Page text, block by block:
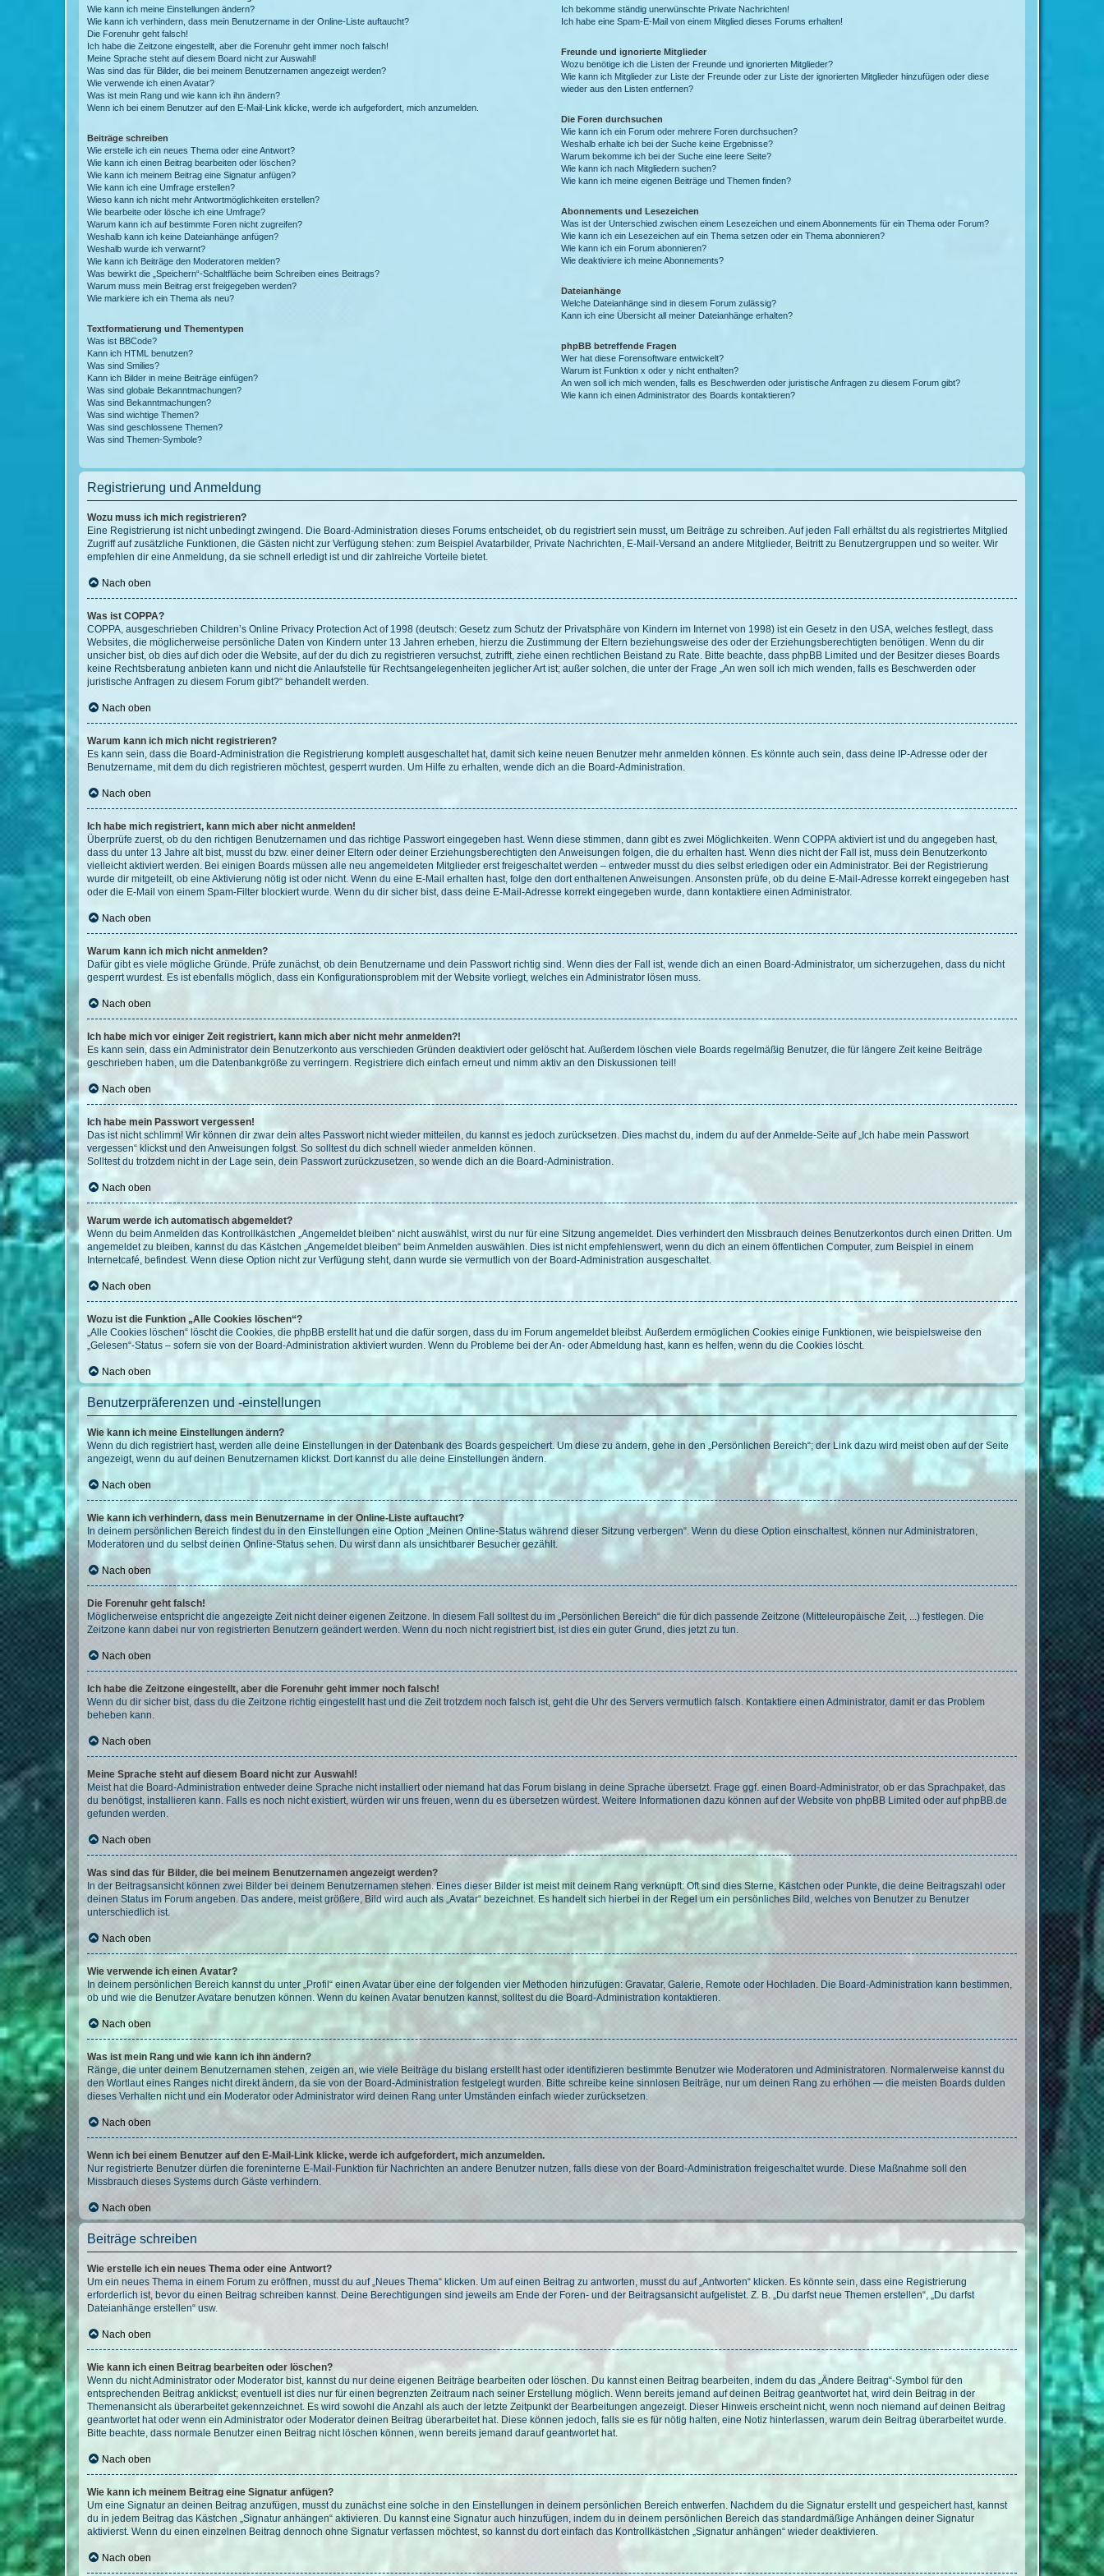
Wie kann ich meine Einstellungen ändern?
Wie kann ich verhindern, dass mein Benutzername in der Online-Liste auftaucht?
Die Forenuhr geht falsch!
Ich habe die Zeitzone eingestellt, aber die Forenuhr geht immer noch falsch!
Meine Sprache steht auf diesem Board nicht zur Auswahl!
Was sind das für Bilder, die bei meinem Benutzernamen angezeigt werden?
Wie verwende ich einen Avatar?
Was ist mein Rang und wie kann ich ihn ändern?
Wenn ich bei einem Benutzer auf den E-Mail-Link klicke, werde ich aufgefordert, mich anzumelden.
Beiträge schreiben
Wie erstelle ich ein neues Thema oder eine Antwort?
Wie kann ich einen Beitrag bearbeiten oder löschen?
Wie kann ich meinem Beitrag eine Signatur anfügen?
Wie kann ich eine Umfrage erstellen?
Wieso kann ich nicht mehr Antwortmöglichkeiten erstellen?
Wie bearbeite oder lösche ich eine Umfrage?
Warum kann ich auf bestimmte Foren nicht zugreifen?
Weshalb kann ich keine Dateianhänge anfügen?
Weshalb wurde ich verwarnt?
Wie kann ich Beiträge den Moderatoren melden?
Was bewirkt die „Speichern“-Schaltfläche beim Schreiben eines Beitrags?
Warum muss mein Beitrag erst freigegeben werden?
Wie markiere ich ein Thema als neu?
Textformatierung und Thementypen
Was ist BBCode?
Kann ich HTML benutzen?
Was sind Smilies?
Kann ich Bilder in meine Beiträge einfügen?
Was sind globale Bekanntmachungen?
Was sind Bekanntmachungen?
Was sind wichtige Themen?
Was sind geschlossene Themen?
Was sind Themen-Symbole?
Ich bekomme ständig unerwünschte Private Nachrichten!
Ich habe eine Spam-E-Mail von einem Mitglied dieses Forums erhalten!
Freunde und ignorierte Mitglieder
Wozu benötige ich die Listen der Freunde und ignorierten Mitglieder?
Wie kann ich Mitglieder zur Liste der Freunde oder zur Liste der ignorierten Mitglieder hinzufügen oder diese
wieder aus den Listen entfernen?
Die Foren durchsuchen
Wie kann ich ein Forum oder mehrere Foren durchsuchen?
Weshalb erhalte ich bei der Suche keine Ergebnisse?
Warum bekomme ich bei der Suche eine leere Seite?
Wie kann ich nach Mitgliedern suchen?
Wie kann ich meine eigenen Beiträge und Themen finden?
Abonnements und Lesezeichen
Was ist der Unterschied zwischen einem Lesezeichen und einem Abonnements für ein Thema oder Forum?
Wie kann ich ein Lesezeichen auf ein Thema setzen oder ein Thema abonnieren?
Wie kann ich ein Forum abonnieren?
Wie deaktiviere ich meine Abonnements?
Dateianhänge
Welche Dateianhänge sind in diesem Forum zulässig?
Kann ich eine Übersicht all meiner Dateianhänge erhalten?
phpBB betreffende Fragen
Wer hat diese Forensoftware entwickelt?
Warum ist Funktion x oder y nicht enthalten?
An wen soll ich mich wenden, falls es Beschwerden oder juristische Anfragen zu diesem Forum gibt?
Wie kann ich einen Administrator des Boards kontaktieren?
Registrierung und Anmeldung
Wozu muss ich mich registrieren?
Eine Registrierung ist nicht unbedingt zwingend. Die Board-Administration dieses Forums entscheidet, ob du registriert sein musst, um Beiträge zu schreiben. Auf jeden Fall erhältst du als registriertes Mitglied
Zugriff auf zusätzliche Funktionen, die Gästen nicht zur Verfügung stehen: zum Beispiel Avatarbilder, Private Nachrichten, E-Mail-Versand an andere Mitglieder, Beitritt zu Benutzergruppen und so weiter. Wir
empfehlen dir eine Anmeldung, da sie schnell erledigt ist und dir zahlreiche Vorteile bietet.
Nach oben
Was ist COPPA?
COPPA, ausgeschrieben Children’s Online Privacy Protection Act of 1998 (deutsch: Gesetz zum Schutz der Privatsphäre von Kindern im Internet von 1998) ist ein Gesetz in den USA, welches festlegt, dass
Websites, die möglicherweise persönliche Daten von Kindern unter 13 Jahren erheben, hierzu die Zustimmung der Eltern beziehungsweise des oder der Erziehungsberechtigten benötigen. Wenn du dir
unsicher bist, ob dies auf dich oder die Website, auf der du dich zu registrieren versuchst, zutrifft, ziehe einen rechtlichen Beistand zu Rate. Bitte beachte, dass phpBB Limited und der Besitzer dieses Boards
keine Rechtsberatung anbieten kann und nicht die Anlaufstelle für Rechtsangelegenheiten jeglicher Art ist; außer solchen, die unter der Frage „An wen soll ich mich wenden, falls es Beschwerden oder
juristische Anfragen zu diesem Forum gibt?“ behandelt werden.
Nach oben
Warum kann ich mich nicht registrieren?
Es kann sein, dass die Board-Administration die Registrierung komplett ausgeschaltet hat, damit sich keine neuen Benutzer mehr anmelden können. Es könnte auch sein, dass deine IP-Adresse oder der
Benutzername, mit dem du dich registrieren möchtest, gesperrt wurden. Um Hilfe zu erhalten, wende dich an die Board-Administration.
Nach oben
Ich habe mich registriert, kann mich aber nicht anmelden!
Überprüfe zuerst, ob du den richtigen Benutzernamen und das richtige Passwort eingegeben hast. Wenn diese stimmen, dann gibt es zwei Möglichkeiten. Wenn COPPA aktiviert ist und du angegeben hast,
dass du unter 13 Jahre alt bist, musst du bzw. einer deiner Eltern oder deiner Erziehungsberechtigten den Anweisungen folgen, die du erhalten hast. Wenn dies nicht der Fall ist, muss dein Benutzerkonto
vielleicht aktiviert werden. Bei einigen Boards müssen alle neu angemeldeten Mitglieder erst freigeschaltet werden – entweder musst du dies selbst erledigen oder ein Administrator. Bei der Registrierung
wurde dir mitgeteilt, ob eine Aktivierung nötig ist oder nicht. Wenn du eine E-Mail erhalten hast, folge den dort enthaltenen Anweisungen. Ansonsten prüfe, ob du deine E-Mail-Adresse korrekt eingegeben hast
oder die E-Mail von einem Spam-Filter blockiert wurde. Wenn du dir sicher bist, dass deine E-Mail-Adresse korrekt eingegeben wurde, dann kontaktiere einen Administrator.
Nach oben
Warum kann ich mich nicht anmelden?
Dafür gibt es viele mögliche Gründe. Prüfe zunächst, ob dein Benutzername und dein Passwort richtig sind. Wenn dies der Fall ist, wende dich an einen Board-Administrator, um sicherzugehen, dass du nicht
gesperrt wurdest. Es ist ebenfalls möglich, dass ein Konfigurationsproblem mit der Website vorliegt, welches ein Administrator lösen muss.
Nach oben
Ich habe mich vor einiger Zeit registriert, kann mich aber nicht mehr anmelden?!
Es kann sein, dass ein Administrator dein Benutzerkonto aus verschieden Gründen deaktiviert oder gelöscht hat. Außerdem löschen viele Boards regelmäßig Benutzer, die für längere Zeit keine Beiträge
geschrieben haben, um die Datenbankgröße zu verringern. Registriere dich einfach erneut und nimm aktiv an den Diskussionen teil!
Nach oben
Ich habe mein Passwort vergessen!
Das ist nicht schlimm! Wir können dir zwar dein altes Passwort nicht wieder mitteilen, du kannst es jedoch zurücksetzen. Dies machst du, indem du auf der Anmelde-Seite auf „Ich habe mein Passwort
vergessen“ klickst und den Anweisungen folgst. So solltest du dich schnell wieder anmelden können.
Solltest du trotzdem nicht in der Lage sein, dein Passwort zurückzusetzen, so wende dich an die Board-Administration.
Nach oben
Warum werde ich automatisch abgemeldet?
Wenn du beim Anmelden das Kontrollkästchen „Angemeldet bleiben“ nicht auswählst, wirst du nur für eine Sitzung angemeldet. Dies verhindert den Missbrauch deines Benutzerkontos durch einen Dritten. Um
angemeldet zu bleiben, kannst du das Kästchen „Angemeldet bleiben“ beim Anmelden auswählen. Dies ist nicht empfehlenswert, wenn du dich an einem öffentlichen Computer, zum Beispiel in einem
Internetcafé, befindest. Wenn diese Option nicht zur Verfügung steht, dann wurde sie vermutlich von der Board-Administration ausgeschaltet.
Nach oben
Wozu ist die Funktion „Alle Cookies löschen“?
„Alle Cookies löschen“ löscht die Cookies, die phpBB erstellt hat und die dafür sorgen, dass du im Forum angemeldet bleibst. Außerdem ermöglichen Cookies einige Funktionen, wie beispielsweise den
„Gelesen“-Status – sofern sie von der Board-Administration aktiviert wurden. Wenn du Probleme bei der An- oder Abmeldung hast, kann es helfen, wenn du die Cookies löscht.
Nach oben
Benutzerpräferenzen und -einstellungen
Wie kann ich meine Einstellungen ändern?
Wenn du dich registriert hast, werden alle deine Einstellungen in der Datenbank des Boards gespeichert. Um diese zu ändern, gehe in den „Persönlichen Bereich“; der Link dazu wird meist oben auf der Seite
angezeigt, wenn du auf deinen Benutzernamen klickst. Dort kannst du alle deine Einstellungen ändern.
Nach oben
Wie kann ich verhindern, dass mein Benutzername in der Online-Liste auftaucht?
In deinem persönlichen Bereich findest du in den Einstellungen eine Option „Meinen Online-Status während dieser Sitzung verbergen“. Wenn du diese Option einschaltest, können nur Administratoren,
Moderatoren und du selbst deinen Online-Status sehen. Du wirst dann als unsichtbarer Besucher gezählt.
Nach oben
Die Forenuhr geht falsch!
Möglicherweise entspricht die angezeigte Zeit nicht deiner eigenen Zeitzone. In diesem Fall solltest du im „Persönlichen Bereich“ die für dich passende Zeitzone (Mitteleuropäische Zeit, ...) festlegen. Die
Zeitzone kann dabei nur von registrierten Benutzern geändert werden. Wenn du noch nicht registriert bist, ist dies ein guter Grund, dies jetzt zu tun.
Nach oben
Ich habe die Zeitzone eingestellt, aber die Forenuhr geht immer noch falsch!
Wenn du dir sicher bist, dass du die Zeitzone richtig eingestellt hast und die Zeit trotzdem noch falsch ist, geht die Uhr des Servers vermutlich falsch. Kontaktiere einen Administrator, damit er das Problem
beheben kann.
Nach oben
Meine Sprache steht auf diesem Board nicht zur Auswahl!
Meist hat die Board-Administration entweder deine Sprache nicht installiert oder niemand hat das Forum bislang in deine Sprache übersetzt. Frage ggf. einen Board-Administrator, ob er das Sprachpaket, das
du benötigst, installieren kann. Falls es noch nicht existiert, würden wir uns freuen, wenn du es übersetzen würdest. Weitere Informationen dazu können auf der Website von phpBB Limited oder aufphpBB.de
gefunden werden.
Nach oben
Was sind das für Bilder, die bei meinem Benutzernamen angezeigt werden?
In der Beitragsansicht können zwei Bilder bei deinem Benutzernamen stehen. Eines dieser Bilder ist meist mit deinem Rang verknüpft: Oft sind dies Sterne, Kästchen oder Punkte, die deine Beitragszahl oder
deinen Status im Forum angeben. Das andere, meist größere, Bild wird auch als „Avatar“ bezeichnet. Es handelt sich hierbei in der Regel um ein persönliches Bild, welches von Benutzer zu Benutzer
unterschiedlich ist.
Nach oben
Wie verwende ich einen Avatar?
In deinem persönlichen Bereich kannst du unter „Profil“ einen Avatar über eine der folgenden vier Methoden hinzufügen: Gravatar, Galerie, Remote oder Hochladen. Die Board-Administration kann bestimmen,
ob und wie die Benutzer Avatare benutzen können. Wenn du keinen Avatar benutzen kannst, solltest du die Board-Administration kontaktieren.
Nach oben
Was ist mein Rang und wie kann ich ihn ändern?
Ränge, die unter deinem Benutzernamen stehen, zeigen an, wie viele Beiträge du bislang erstellt hast oder identifizieren bestimmte Benutzer wie Moderatoren und Administratoren. Normalerweise kannst du
den Wortlaut eines Ranges nicht direkt ändern, da sie von der Board-Administration festgelegt wurden. Bitte schreibe keine sinnlosen Beiträge, nur um deinen Rang zu erhöhen — die meisten Boards dulden
dieses Verhalten nicht und ein Moderator oder Administrator wird deinen Rang unter Umständen einfach wieder zurücksetzen.
Nach oben
Wenn ich bei einem Benutzer auf den E-Mail-Link klicke, werde ich aufgefordert, mich anzumelden.
Nur registrierte Benutzer dürfen die foreninterne E-Mail-Funktion für Nachrichten an andere Benutzer nutzen, falls diese von der Board-Administration freigeschaltet wurde. Diese Maßnahme soll den
Missbrauch dieses Systems durch Gäste verhindern.
Nach oben
Beiträge schreiben
Wie erstelle ich ein neues Thema oder eine Antwort?
Um ein neues Thema in einem Forum zu eröffnen, musst du auf „Neues Thema“ klicken. Um auf einen Beitrag zu antworten, musst du auf „Antworten“ klicken. Es könnte sein, dass eine Registrierung
erforderlich ist, bevor du einen Beitrag schreiben kannst. Deine Berechtigungen sind jeweils am Ende der Foren- und der Beitragsansicht aufgelistet. Z. B. „Du darfst neue Themen erstellen“, „Du darfst
Dateianhänge erstellen“ usw.
Nach oben
Wie kann ich einen Beitrag bearbeiten oder löschen?
Wenn du nicht Administrator oder Moderator bist, kannst du nur deine eigenen Beiträge bearbeiten oder löschen. Du kannst einen Beitrag bearbeiten, indem du das „Ändere Beitrag“-Symbol für den
entsprechenden Beitrag anklickst; eventuell ist dies nur für einen begrenzten Zeitraum nach seiner Erstellung möglich. Wenn bereits jemand auf deinen Beitrag geantwortet hat, wird dein Beitrag in der
Themenansicht als überarbeitet gekennzeichnet. Es wird sowohl die Anzahl als auch der letzte Zeitpunkt der Bearbeitungen angezeigt. Dieser Hinweis erscheint nicht, wenn noch niemand auf deinen Beitrag
geantwortet hat oder wenn ein Administrator oder Moderator deinen Beitrag überarbeitet hat. Diese können jedoch, falls sie es für nötig halten, eine Notiz hinterlassen, warum dein Beitrag überarbeitet wurde.
Bitte beachte, dass normale Benutzer einen Beitrag nicht löschen können, wenn bereits jemand darauf geantwortet hat.
Nach oben
Wie kann ich meinem Beitrag eine Signatur anfügen?
Um eine Signatur an deinen Beitrag anzufügen, musst du zunächst eine solche in den Einstellungen in deinem persönlichen Bereich entwerfen. Nachdem du die Signatur erstellt und gespeichert hast, kannst
du in jedem Beitrag das Kästchen „Signatur anhängen“ aktivieren. Du kannst eine Signatur auch hinzufügen, indem du in deinem persönlichen Bereich das standardmäßige Anhängen deiner Signatur
aktivierst. Wenn du einen einzelnen Beitrag dennoch ohne Signatur verfassen möchtest, so kannst du dort einfach das Kontrollkästchen „Signatur anhängen“ wieder deaktivieren.
Nach oben